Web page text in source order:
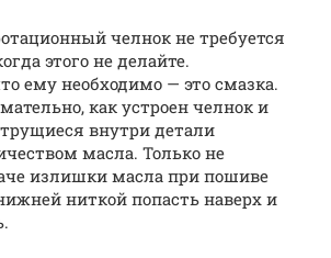
челнок не требуется
этого не делайте.
ему необходимо — это смазка.
как устроен челнок и
внутри детали
масла. Только не
излишки масла при пошиве
ниткой попасть наверх и